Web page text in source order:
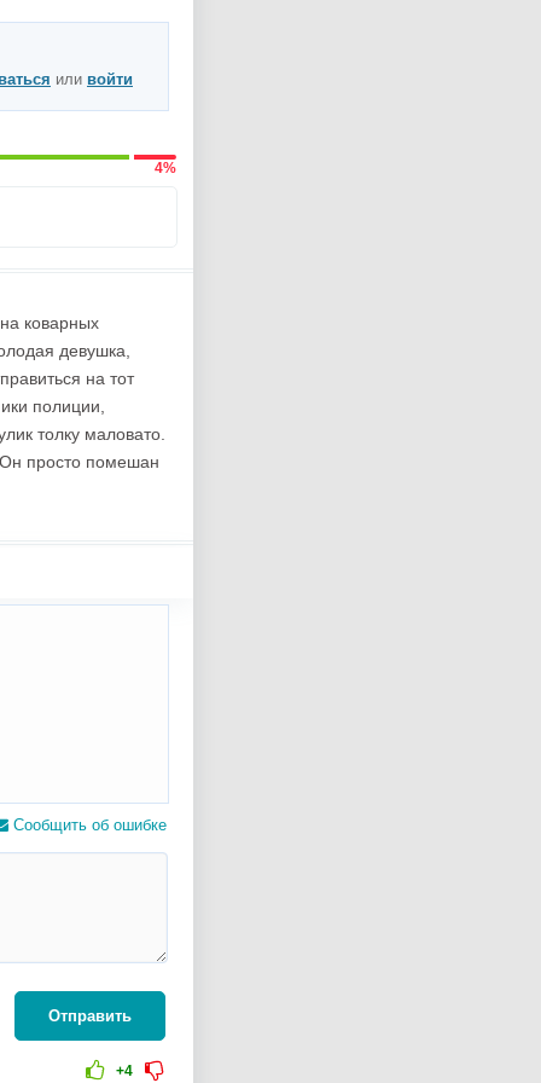
или войти
4%
коварных
девушка,
на тот
полиции,
толку маловато.
Он просто помешан
Сообщить об ошибке
Отправить
+4